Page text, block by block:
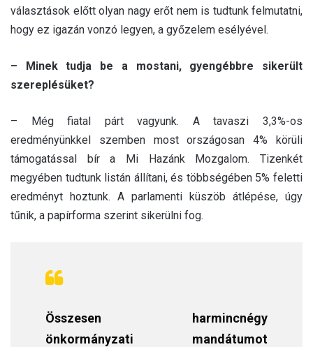
választások előtt olyan nagy erőt nem is tudtunk felmutatni,
hogy ez igazán vonzó legyen, a győzelem esélyével.
– Minek tudja be a mostani, gyengébbre sikerült
szereplésüket?
– Még fiatal párt vagyunk. A tavaszi 3,3%-os
eredményünkkel szemben most országosan 4% körüli
támogatással bír a Mi Hazánk Mozgalom. Tizenkét
megyében tudtunk listán állítani, és többségében 5% feletti
eredményt hoztunk. A parlamenti küszöb átlépése, úgy
tűnik, a papírforma szerint sikerülni fog.
Összesen harmincnégy
önkormányzati mandátumot